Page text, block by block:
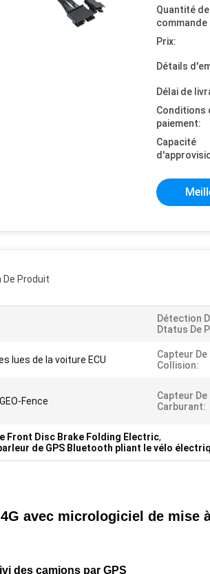
Quantité de
commande
Prix:
Détails
Délai de
Conditions
paiement:
Capacité
De Produit
Détection
Dtatus De
lues de la voiture ECU
Capteur De
Collision:
Fence
Capteur De
Carburant:
Front Disc Brake Folding Electric,
de GPS Bluetooth pliant le vélo
avec micrologiciel de mise
des camions par GPS